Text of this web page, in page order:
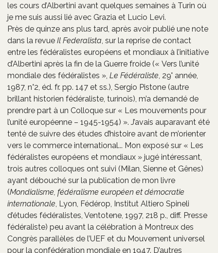
les cours d’Albertini avant quelques semaines à Turin où
je me suis aussi lié avec Grazia et Lucio Levi.
Près de quinze ans plus tard, après avoir publié une note
dans la revue Il Federalista , sur la reprise de contact
entre les fédéralistes européens et mondiaux à l’initiative
d’Albertini après la fin de la Guerre froide (« Vers l’unité
mondiale des fédéralistes », Le Fédéraliste , 29° année,
1987, n°2, éd. fr. pp. 147 et ss.), Sergio Pistone (autre
brillant historien fédéraliste, turinois), m’a demandé de
prendre part à un Colloque sur « Les mouvements pour
l’unité européenne – 1945-1954) ». J’avais auparavant été
tenté de suivre des études d’histoire avant de m’orienter
vers le commerce international... Mon exposé sur « Les
fédéralistes européens et mondiaux » jugé intéressant,
trois autres colloques ont suivi (Milan, Sienne et Gênes)
ayant débouché sur la publication de mon livre
(Mondialisme, fédéralisme européen et démocratie
internationale , Lyon, Fédérop, Institut Altiero Spineli
d’études fédéralistes, Ventotene, 1997, 218 p., diff. Presse
fédéraliste) peu avant la célébration à Montreux des
Congrès parallèles de l’UEF et du Mouvement universel
pour la confédération mondiale en 1947. D’autres